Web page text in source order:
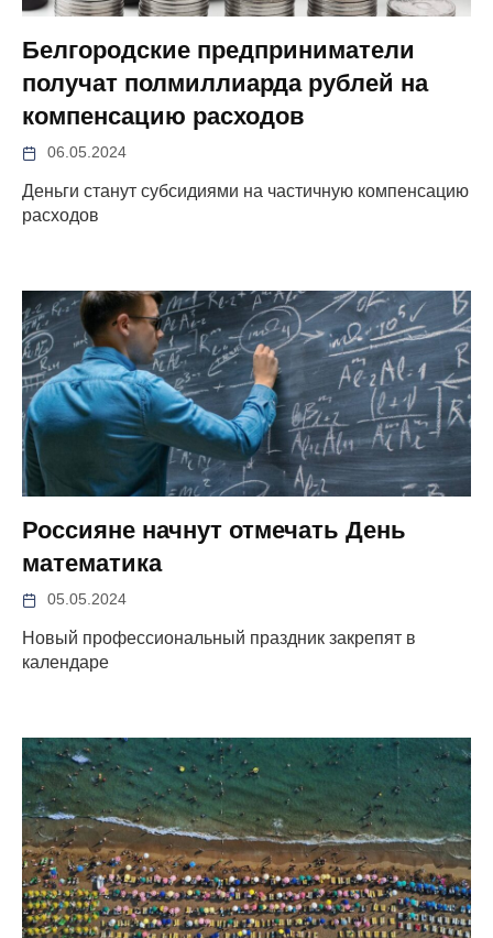
Белгородские предприниматели
получат полмиллиарда рублей на
компенсацию расходов
06.05.2024
Деньги станут субсидиями на частичную компенсацию
расходов
Россияне начнут отмечать День
математика
05.05.2024
Новый профессиональный праздник закрепят в
календаре